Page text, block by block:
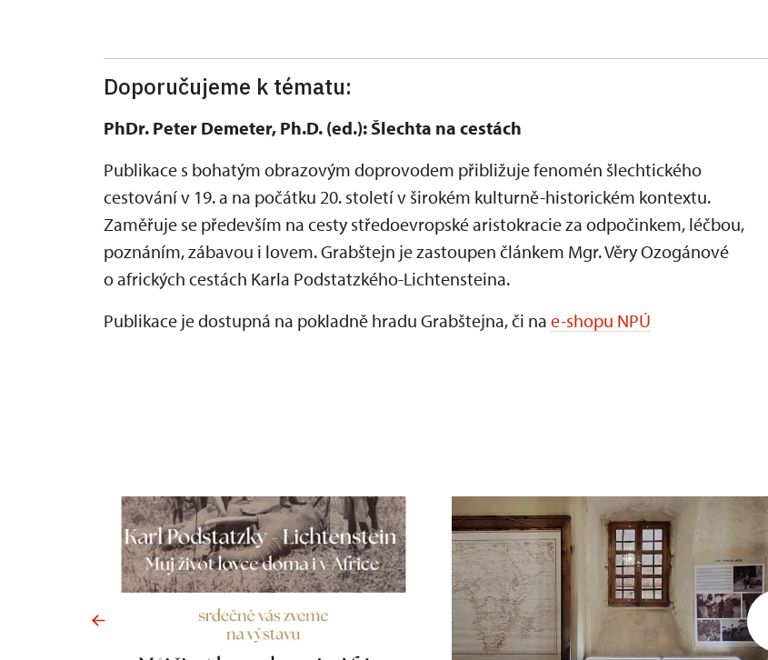
Doporučujeme k tématu:
PhDr. Peter Demeter, Ph.D. (ed.): Šlechta na cestách
Publikace s bohatým obrazovým doprovodem přibližuje fenomén šlechtického
cestování v 19. a na počátku 20. století v širokém kulturně-historickém kontextu.
Zaměřuje se především na cesty středoevropské aristokracie za odpočinkem, léčbou,
poznáním, zábavou i lovem. Grabštejn je zastoupen článkem Mgr. Věry Ozogánové
o afrických cestách Karla Podstatzkého-Lichtensteina.
Publikace je dostupná na pokladně hradu Grabštejna, či na e-shopu NPÚ